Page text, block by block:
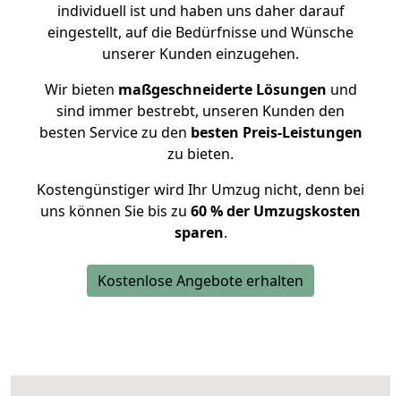
individuell ist und haben uns daher darauf
eingestellt, auf die Bedürfnisse und Wünsche
unserer Kunden einzugehen.
Wir bieten maßgeschneiderte Lösungen und
sind immer bestrebt, unseren Kunden den
besten Service zu den besten Preis-Leistungen
zu bieten.
Kostengünstiger wird Ihr Umzug nicht, denn bei
uns können Sie bis zu 60 % der Umzugskosten
sparen.
Kostenlose Angebote erhalten